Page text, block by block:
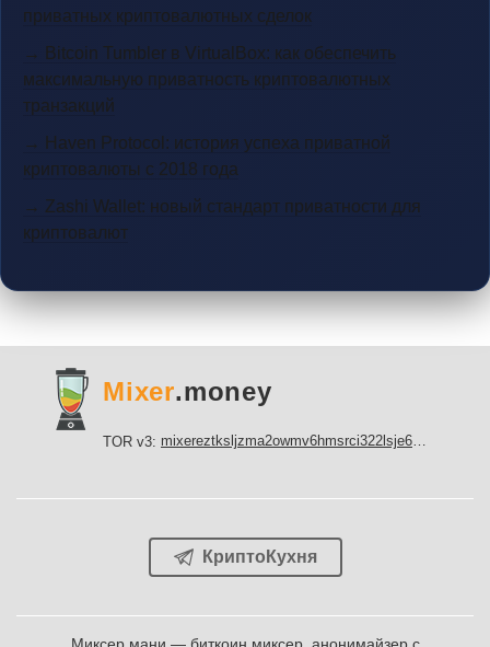
приватных криптовалютных сделок
→ Bitcoin Tumbler в VirtualBox: как обеспечить
максимальную приватность криптовалютных
транзакций
→ Haven Protocol: история успеха приватной
криптовалюты с 2018 года
→ Zashi Wallet: новый стандарт приватности для
криптовалют
Mixer.money
TOR v3: mixereztksljzma2owmv6hmsrci322lsje6m3svicoddk3xbgvhd2fid.onion
КриптоКухня